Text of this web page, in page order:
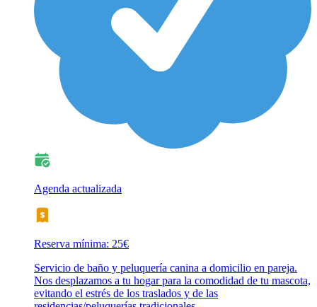
Agenda actualizada
Reserva mínima: 25€
Servicio de baño y peluquería canina a domicilio en pareja.
Nos desplazamos a tu hogar para la comodidad de tu mascota,
evitando el estrés de los traslados y de las